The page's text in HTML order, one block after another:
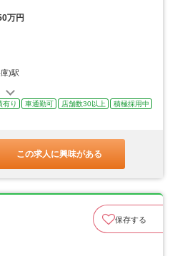
万円
)駅
有り 車通勤可 店舗数30以上
積極採用中
この求人に興味がある
保存する